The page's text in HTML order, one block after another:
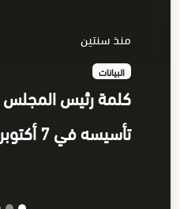
اﻷخبار
تأسيس المجلس
آمال كتحالف
والقيادات الإسلامية